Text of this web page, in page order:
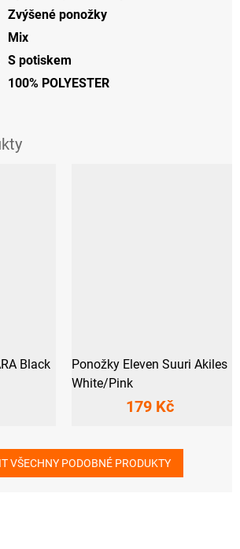
Zvýšené ponožky
Mix
S potiskem
100% POLYESTER
Black
Ponožky Eleven Suuri Akiles
White/Pink
179 Kč
VŠECHNY PODOBNÉ PRODUKTY